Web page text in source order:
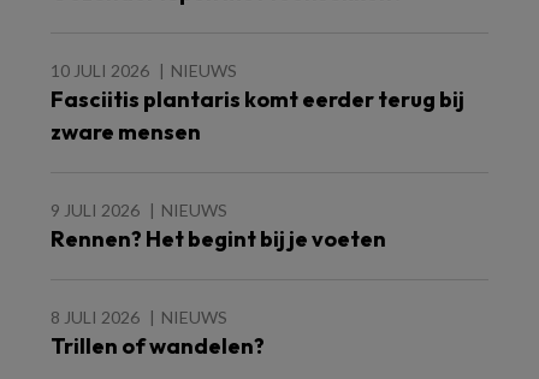
10 JULI 2026 NIEUWS
Fasciitis plantaris komt eerder terug bij
zware mensen
9 JULI 2026 NIEUWS
Rennen? Het begint bij je voeten
8 JULI 2026 NIEUWS
Trillen of wandelen?